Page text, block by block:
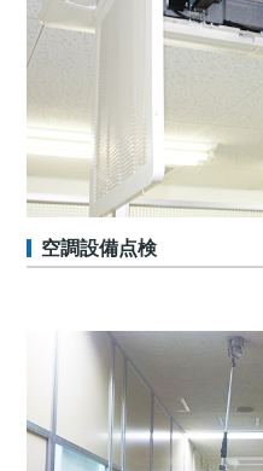
空調設備点検